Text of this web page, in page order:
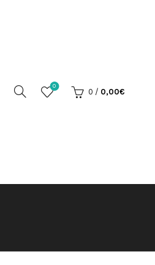
0
0 / 0,00€